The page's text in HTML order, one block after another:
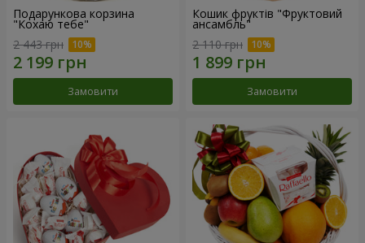
Подарункова корзина
"Кохаю тебе"
2 443 грн
Замовити
Кошик фруктів "Фруктовий
ансамбль"
2 110 грн
Замовити